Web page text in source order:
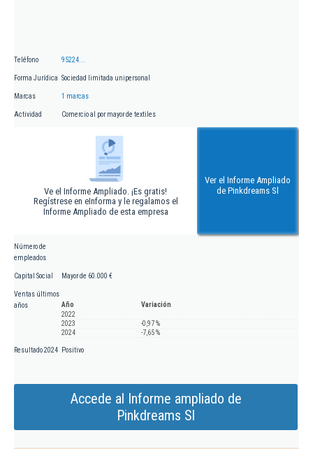
Teléfono 95224...
Forma Jurídica Sociedad limitada unipersonal
Marcas 1 marcas
Actividad Comercio al por mayor de textiles
Ve el Informe Ampliado. ¡Es gratis!
Regístrese en eInforma y le regalamos el
Informe Ampliado de esta empresa
Ver el Informe Ampliado
de Pinkdreams Sl
Número de
empleados
Capital Social Mayor de 60.000 €
Ventas últimos
años
Año
Variación
2022
2023
-0,97 %
2024
-7,65 %
Resultado 2024 Positivo
Accede al Informe ampliado de
Pinkdreams Sl